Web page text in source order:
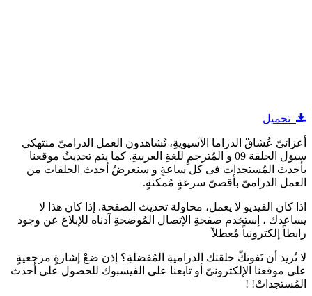
تحميل
أعزائىّ عُشاقْ الدراما الآسيويةِ، تُشاهدون العمل الدرامىّ منتهكي
سيؤل الحلقة 09 و المُترجمِ للغةِ العربيةِ. كما يتم تحديثُ موقعنا
بأحدث المُستجدات فى كل ساعةٍ و سنعرضُ أحدث الحلقات من
العمل الدرامىّ بأقصىّ سرعةٍ مُمكنةٍ.
اذا كان الفيديو لا يعمل، محاولة تحديث الصفحة. إذا كان هذا لا
يساعدك ، إستخدم صفحةِ الإتصال المُوضحةِ آدناه للإبلاغ عن وجود
رابطاً إلكترونياً مُعطلاً
لا تُريد أن تَفوتكّ حلقتك الدراميةِ المُفضلةِ؟ إذن ضعْ إشارةٍ مرجعيةٍ
على موقعنا الإلكترونىّ أو تابعنا على الفيسبوك للحصول على أحدث
المُستجداتْ! !